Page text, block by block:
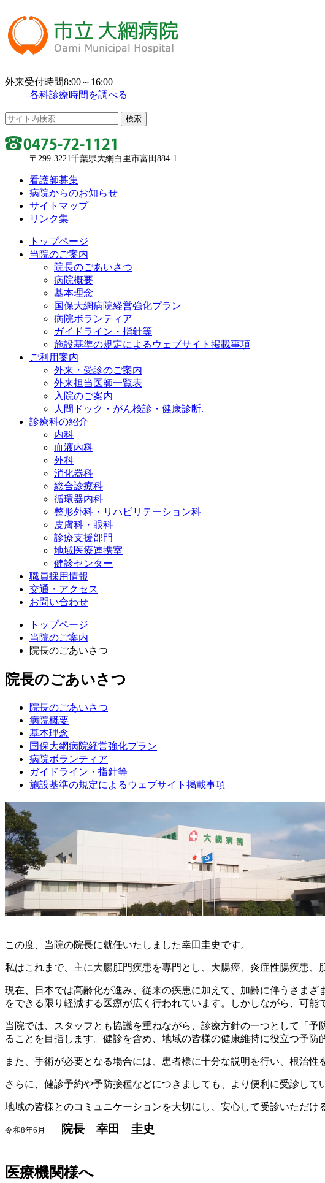
外来受付時間8:00～16:00
各科診療時間を調べる
〒299-3221千葉県大網白里市富田884-1
看護師募集
病院からのお知らせ
サイトマップ
リンク集
トップページ
当院のご案内
院長のごあいさつ
病院概要
基本理念
国保大網病院経営強化プラン
病院ボランティア
ガイドライン・指針等
施設基準の規定によるウェブサイト掲載事項
ご利用案内
外来・受診のご案内
外来担当医師一覧表
入院のご案内
人間ドック・がん検診・健康診断.
診療科の紹介
内科
血液内科
外科
消化器科
総合診療科
循環器内科
整形外科・リハビリテーション科
皮膚科・眼科
診療支援部門
地域医療連携室
健診センター
職員採用情報
交通・アクセス
お問い合わせ
トップページ
当院のご案内
院長のごあいさつ
院長のごあいさつ
院長のごあいさつ
病院概要
基本理念
国保大網病院経営強化プラン
病院ボランティア
ガイドライン・指針等
施設基準の規定によるウェブサイト掲載事項
この度、当院の院長に就任いたしました幸田圭史です。
私はこれまで、主に大腸肛門疾患を専門とし、大腸癌、炎症性腸疾患、
現在、日本では高齢化が進み、従来の疾患に加えて、加齢に伴うさま
をできる限り軽減する医療が広く行われています。しかしながら、可
当院では、スタッフとも協議を重ねながら、診療方針の一つとして「
ることを目指します。健診を含め、地域の皆様の健康維持に役立つ予防
また、手術が必要となる場合には、患者様に十分な説明を行い、根治
さらに、健診予約や予防接種などにつきましても、より便利に受診し
地域の皆様とのコミュニケーションを大切にし、安心して受診いただ
令和8年6月 院長 幸田 圭史
医療機関様へ